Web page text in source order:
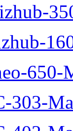
650-
303-